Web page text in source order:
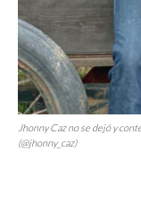
Jhonny Caz no se dejó y
(@jhonny_caz)